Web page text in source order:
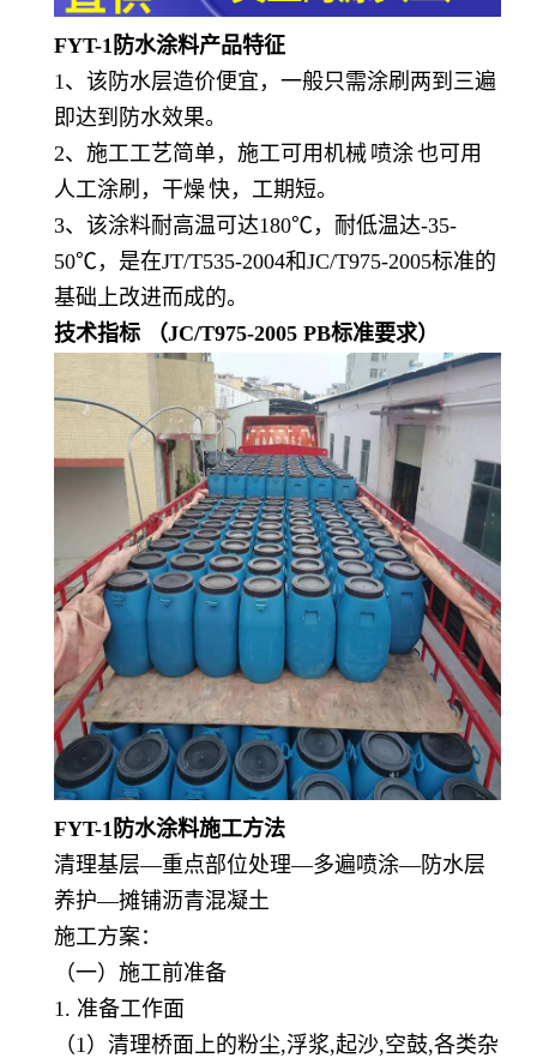
FYT-1防水涂料产品特征
1、该防水层造价便宜，一般只需涂刷两到三遍
即达到防水效果。
2、施工工艺简单，施工可用机械 喷涂也可用
人工涂刷， 干燥快，工期短。
3、该涂料耐高温可达180℃，耐低温达-35-
50℃，是在JT/T535-2004和JC/T975-2005标准的
基础上改进而成的。
技术指标 （JC/T975-2005 PB标准要求）
FYT-1防水涂料施工方法
清理基层—重点部位处理—多遍喷涂—防水层
养护—摊铺沥青混凝土
施工方案：
（一）施工前准备
1. 准备工作面
（1）清理桥面上的粉尘,浮浆,起沙,空鼓,各类杂